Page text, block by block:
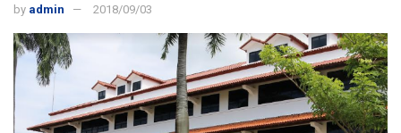
by admin 2018/09/03